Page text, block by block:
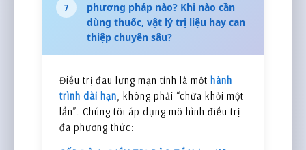
7
phương pháp nào? Khi nào cần
dùng thuốc, vật lý trị liệu hay can
thiệp chuyên sâu?
Điều trị đau lưng mạn tính là một hành
trình dài hạn, không phải “chữa khỏi một
lần”. Chúng tôi áp dụng mô hình điều trị
đa phương thức: